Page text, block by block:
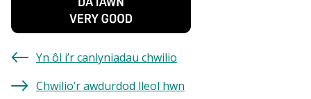
Yn ôl i’r canlyniadau chwilio
Chwilio’r awdurdod lleol hwn